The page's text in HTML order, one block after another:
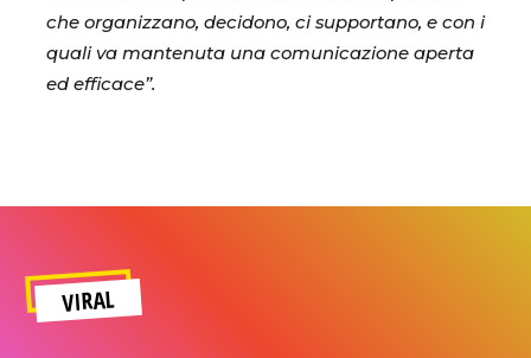
che organizzano, decidono, ci supportano, e con i
quali va mantenuta una comunicazione aperta
ed efficace”.
VIRAL